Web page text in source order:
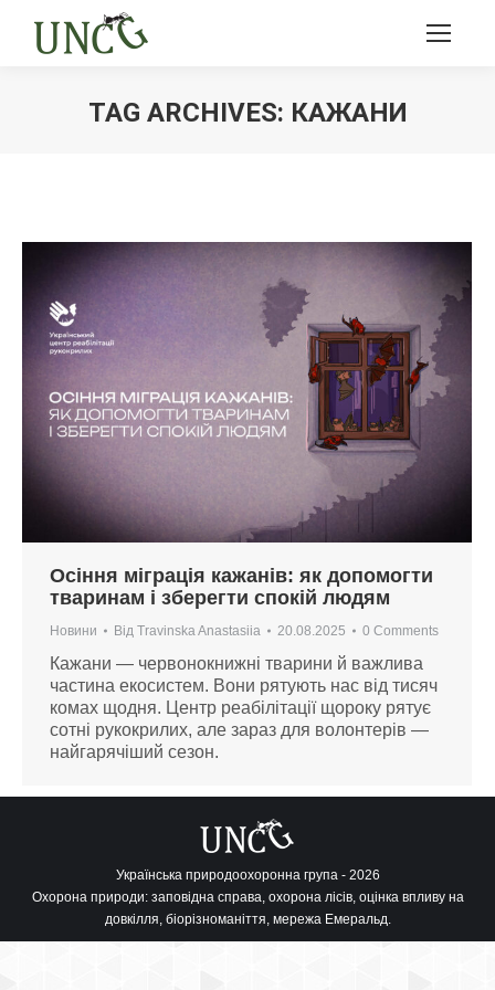
TAG ARCHIVES: КАЖАНИ
Осіння міграція кажанів: як допомогти
тваринам і зберегти спокій людям
Новини Від Travinska Anastasiia 20.08.2025 0 Comments
Кажани — червонокнижні тварини й важлива
частина екосистем. Вони рятують нас від тисяч
комах щодня. Центр реабілітації щороку рятує
сотні рукокрилих, але зараз для волонтерів —
найгарячіший сезон.
Українська природоохоронна група - 2026
Охорона природи: заповідна справа, охорона лісів, оцінка впливу на
довкілля, біорізноманіття, мережа Емеральд.